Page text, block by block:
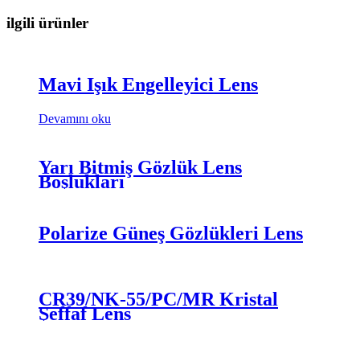
ilgili ürünler
Mavi Işık Engelleyici Lens
Devamını oku
Yarı Bitmiş Gözlük Lens
Boşlukları
Polarize Güneş Gözlükleri Lens
CR39/NK-55/PC/MR Kristal
Şeffaf Lens